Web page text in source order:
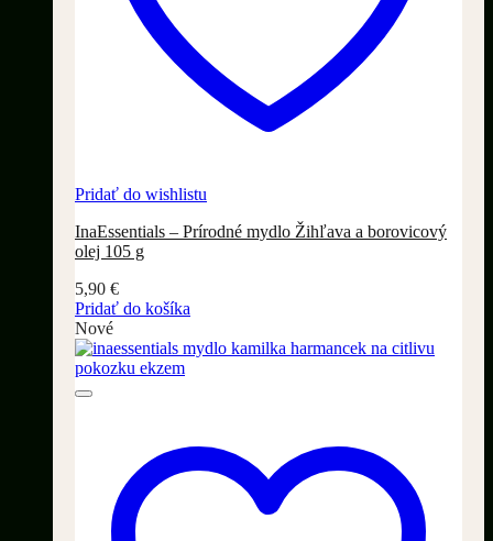
Pridať do wishlistu
InaEssentials – Prírodné mydlo Žihľava a borovicový
olej 105 g
5,90 €
Pridať do košíka
Nové